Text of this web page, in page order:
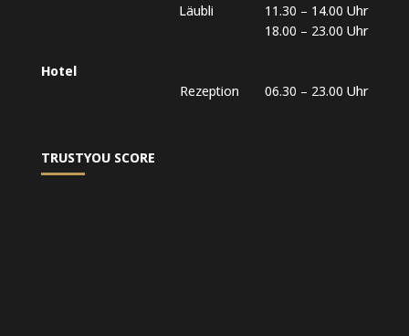
Läubli 11.30 – 14.00 Uhr
18.00 – 23.00 Uhr
Hotel
Rezeption 06.30 – 23.00 Uhr
TRUSTYOU SCORE